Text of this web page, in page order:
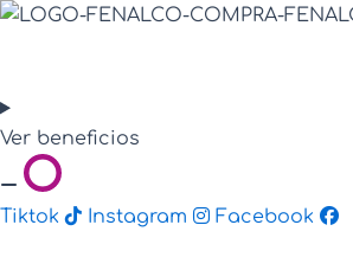
Ver beneficios
Tiktok Instagram Facebook